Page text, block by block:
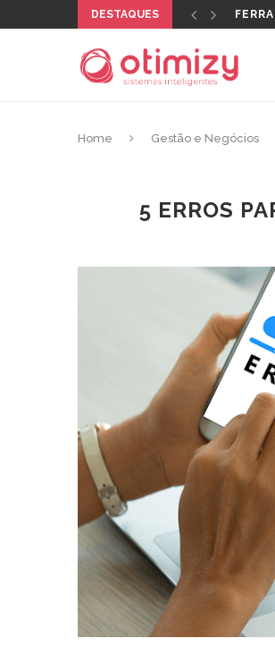
DESTAQUES QUAL
Home Gestão e Negócios
5 ERROS